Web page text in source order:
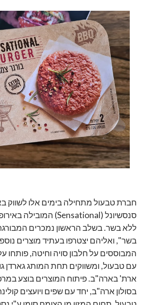
חברת טבעול מתחילה בימים אלו לשווק
סנסשיונל (Sensational) המובילה
ללא בשר. בשלב הראשון נמכרים
בשר", ואליהם יצטרפו בעתיד מוצרים
המבוססים על חלבון סויה וחיטה, פותחו
עם טבעול, ומשווקים תחת המותג גארדן
ארת' בארה"ב. פיתוח המוצרים בוצע
בסולון ארה"ב, יחד עם שפים ויועצים